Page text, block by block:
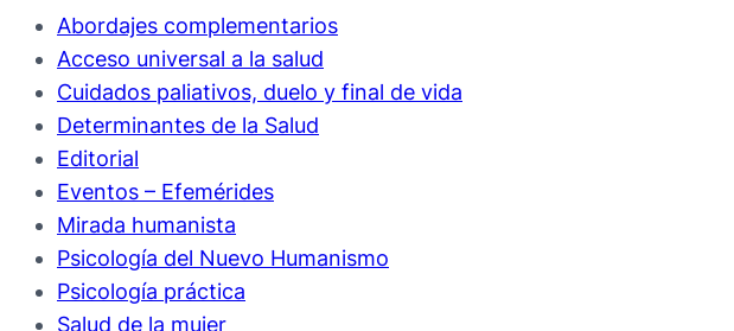
Abordajes complementarios
Acceso universal a la salud
Cuidados paliativos, duelo y final de vida
Determinantes de la Salud
Editorial
Eventos – Efemérides
Mirada humanista
Psicología del Nuevo Humanismo
Psicología práctica
Salud de la mujer